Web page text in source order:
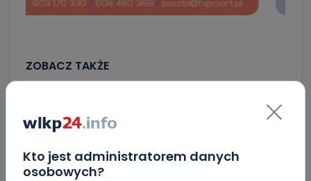
Kto jest administratorem danych
osobowych?
ZOBACZ TAKŻE
0
Blisko 30 narodowości w jednej…